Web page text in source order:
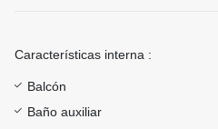
Características interna :
Balcón
Baño auxiliar